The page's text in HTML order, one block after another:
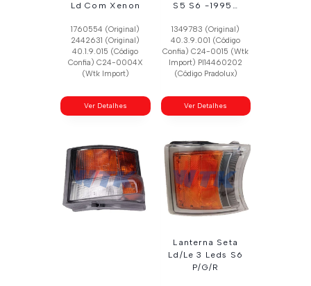
Ld Com Xenon
1760554 (Original)
2442631 (Original)
40.1.9.015 (Código
Confia) C24-0004X
(Wtk Import)
Ver Detalhes
S5 S6 -1995…
1349783 (Original)
40.3.9.001 (Código
Confia) C24-0015 (Wtk
Import) Pl14460202
(Código Pradolux)
Ver Detalhes
Lanterna Seta
Ld/Le 3 Leds S6
P/G/R